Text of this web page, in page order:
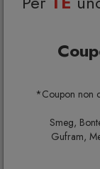
*Coupon non
Smeg,
Gufram,